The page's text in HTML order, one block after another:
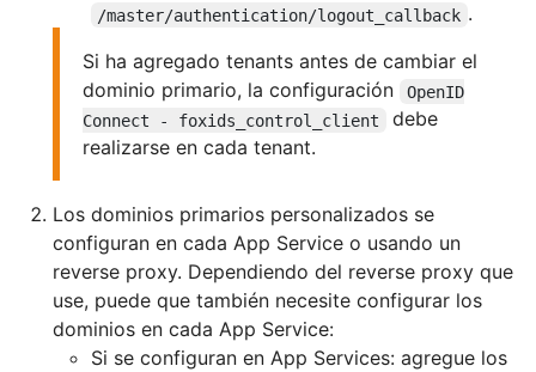
/master/authentication/logout_callback .
Si ha agregado tenants antes de cambiar el
dominio primario, la configuración
OpenID
Connect - foxids_control_client
debe
realizarse en cada tenant.
Los dominios primarios personalizados se
configuran en cada App Service o usando un
reverse proxy. Dependiendo del reverse proxy que
use, puede que también necesite configurar los
dominios en cada App Service:
Si se configuran en App Services: agregue los